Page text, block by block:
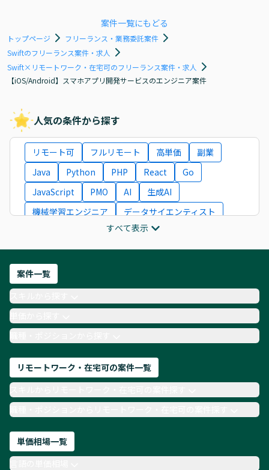
案件一覧にもどる
トップページ
フリーランス・業務委託案件
Swiftのフリーランス案件・求人
Swift×リモートワーク・在宅可のフリーランス案件・求人
【iOS/Android】スマホアプリ開発サービスのエンジニア案件
人気の条件から探す
リモート可 フルリモート 高単価
副業
Java
Python PHP React
Go
JavaScript
PMO AI
生成AI
機械学習エンジニア
データサイエンティスト
ITコンサルタント
フロントエンドエンジニア
ネットワークエンジニア
AIエンジニア
Webデザイナー
月収100万円 業務委託
COBOL
Ruby
TypeScript
Laravel AWS
すべて表示
案件一覧
単価から探す
職種・ポジションから探す
リモートワーク・在宅可の案件一覧
職種・ポジションからリモートワーク・在宅可の案件探す
単価相場一覧